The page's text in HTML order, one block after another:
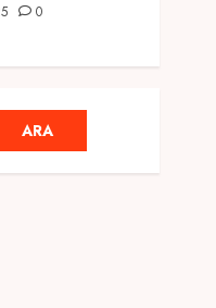
0
2025:
ve Özel
ARA